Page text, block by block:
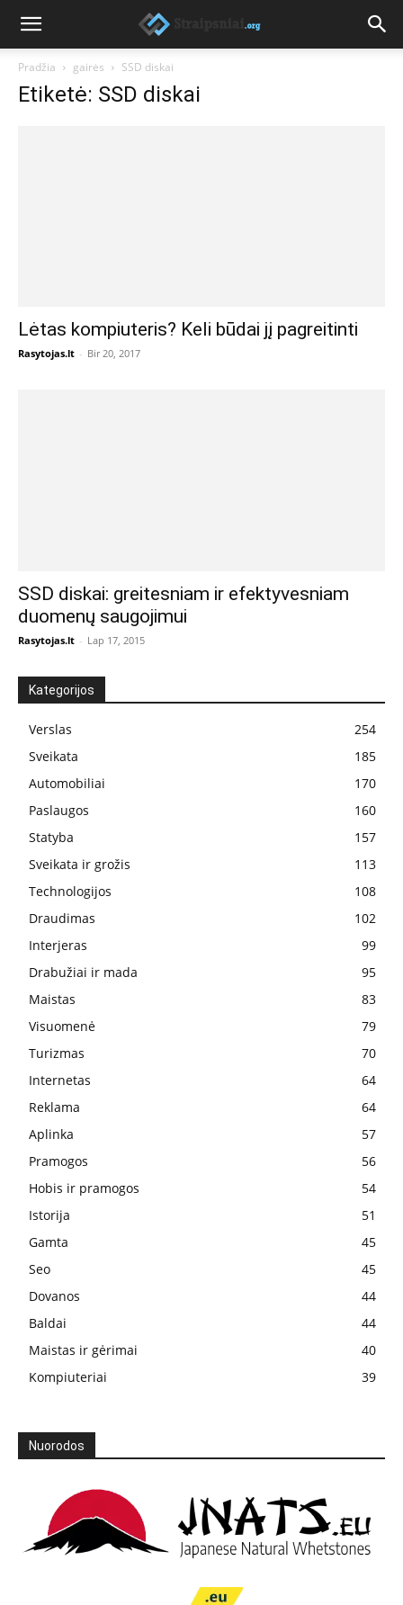
Pradžia gairės SSD diskai
Etiketė: SSD diskai
Lėtas kompiuteris? Keli būdai jį pagreitinti
Rasytojas.lt - Bir 20, 2017
SSD diskai: greitesniam ir efektyvesniam
duomenų saugojimui
Rasytojas.lt - Lap 17, 2015
Kategorijos
Verslas
254
Sveikata
185
Automobiliai
170
Paslaugos
160
Statyba
157
Sveikata ir grožis
113
Technologijos
108
Draudimas
102
Interjeras
99
Drabužiai ir mada
95
Maistas
83
Visuomenė
79
Turizmas
70
Internetas
64
Reklama
64
Aplinka
57
Pramogos
56
Hobis ir pramogos
54
Istorija
51
Gamta
45
Seo
45
Dovanos
44
Baldai
44
Maistas ir gėrimai
40
Kompiuteriai
39
Nuorodos